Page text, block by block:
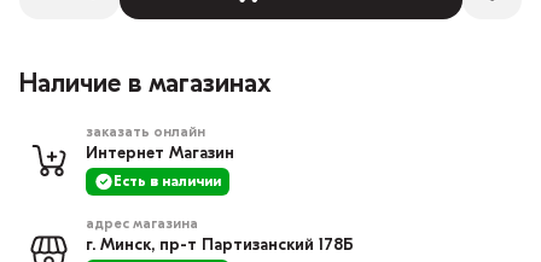
Наличие в магазинах
заказать онлайн
Интернет Магазин
Есть в наличии
адрес магазина
г. Минск, пр-т Партизанский 178Б